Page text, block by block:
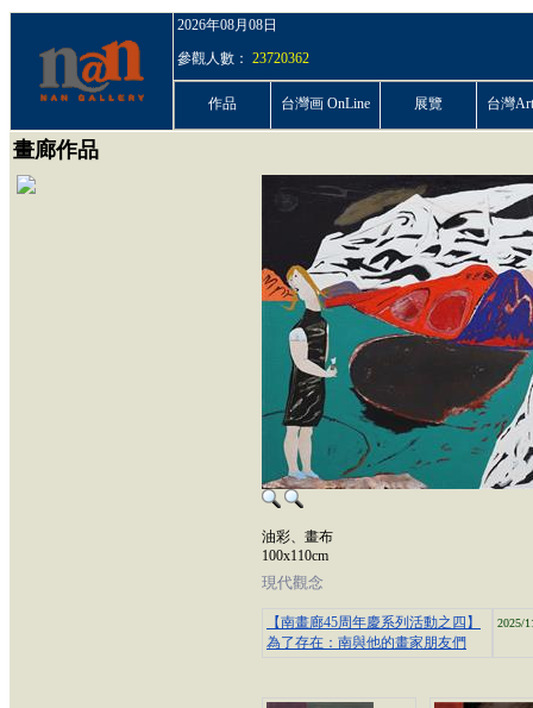
2026年08月08日
參觀人數： 23720362
作品 台灣画 OnLine 展覽 台灣
畫廊作品
油彩、畫布
100x110cm
現代觀念
【南畫廊45周年慶系列活動之四】
為了存在：南與他的畫家朋友們
2025/